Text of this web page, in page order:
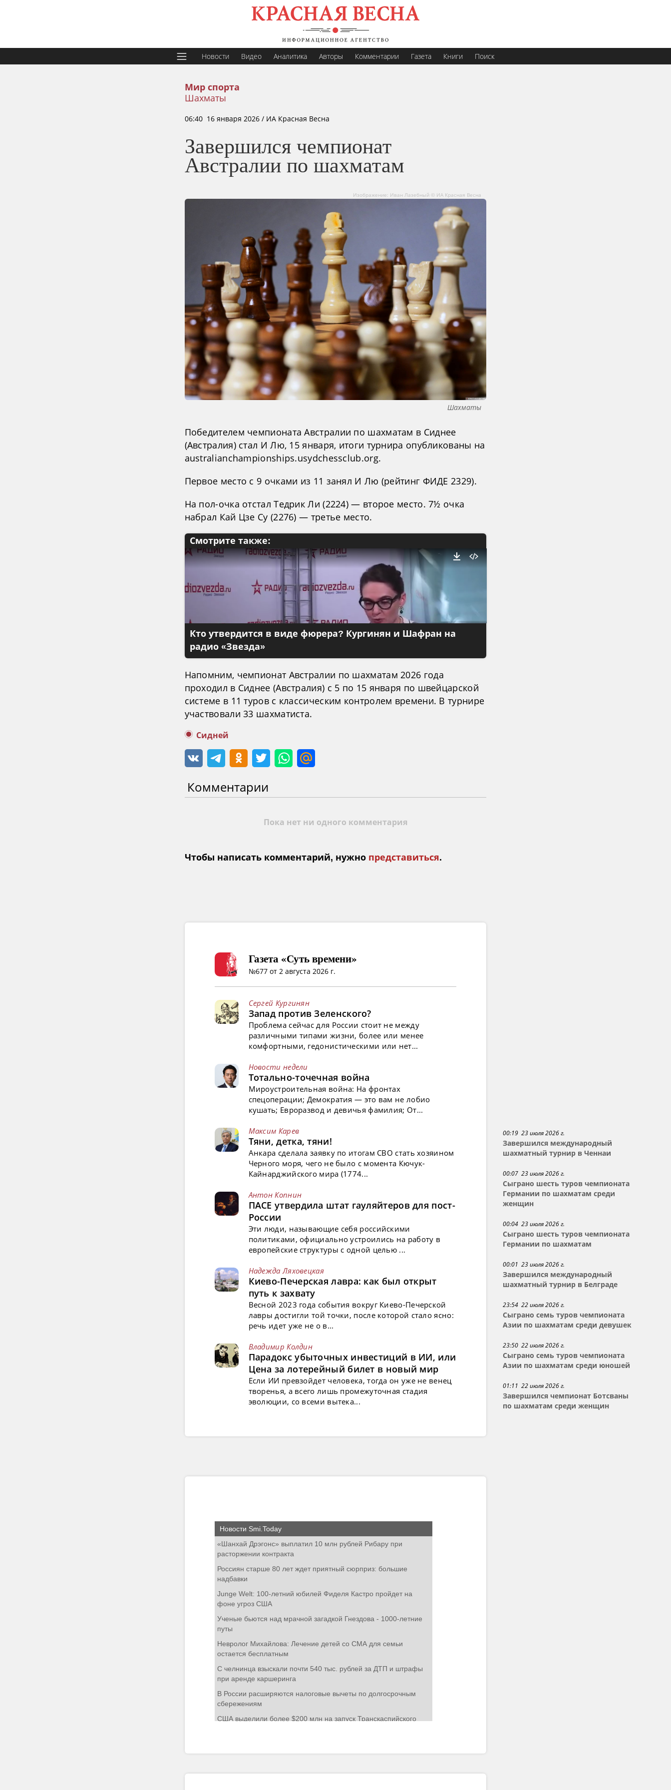
Новости Видео Аналитика Авторы Комментарии Газета Книги Поиск
Мир спорта
Шахматы
06:40 16 января 2026 / ИА Красная Весна
Завершился чемпионат
Австралии по шахматам
Изображение: Иван Лазебный © ИА Красная Весна
Шахматы
Победителем чемпионата Австралии по шахматам в Сиднее
(Австралия) стал И Лю, 15 января, итоги турнира опубликованы на
australianchampionships.usydchessclub.org.
Первое место с 9 очками из 11 занял И Лю (рейтинг ФИДЕ 2329).
На пол-очка отстал Тедрик Ли (2224) — второе место. 7½ очка
набрал Кай Цзе Су (2276) — третье место.
Смотрите также:
Кто утвердится в виде фюрера? Кургинян и Шафран на
радио «Звезда»
Напомним, чемпионат Австралии по шахматам 2026 года
проходил в Сиднее (Австралия) с 5 по 15 января по швейцарской
системе в 11 туров с классическим контролем времени. В турнире
участвовали 33 шахматиста.
Сидней
Комментарии
Пока нет ни одного комментария
Чтобы написать комментарий, нужно представиться.
00:19 23 июля 2026 г.
Завершился международный
шахматный турнир в Ченнаи
00:07 23 июля 2026 г.
Сыграно шесть туров чемпионата
Германии по шахматам среди
женщин
00:04 23 июля 2026 г.
Сыграно шесть туров чемпионата
Германии по шахматам
00:01 23 июля 2026 г.
Завершился международный
шахматный турнир в Белграде
23:54 22 июля 2026 г.
Сыграно семь туров чемпионата
Азии по шахматам среди девушек
23:50 22 июля 2026 г.
Сыграно семь туров чемпионата
Азии по шахматам среди юношей
01:11 22 июля 2026 г.
Завершился чемпионат Ботсваны
по шахматам среди женщин
Газета «Суть времени»
№677 от 2 августа 2026 г.
Сергей Кургинян
Запад против Зеленского?
Проблема сейчас для России стоит не между
различными типами жизни, более или менее
комфортными, гедонистическими или нет...
Новости недели
Тотально-точечная война
Мироустроительная война: На фронтах
спецоперации; Демократия — это вам не лобио
кушать; Евроразвод и девичья фамилия; От...
Максим Карев
Тяни, детка, тяни!
Анкара сделала заявку по итогам СВО стать хозяином
Черного моря, чего не было с момента Кючук-
Кайнарджийского мира (1774...
Антон Копнин
ПАСЕ утвердила штат гауляйтеров для пост-
России
Эти люди, называющие себя российскими
политиками, официально устроились на работу в
европейские структуры с одной целью ...
Надежда Ляховецкая
Киево-Печерская лавра: как был открыт
путь к захвату
Весной 2023 года события вокруг Киево-Печерской
лавры достигли той точки, после которой стало ясно:
речь идет уже не о в...
Владимир Колдин
Парадокс убыточных инвестиций в ИИ, или
Цена за лотерейный билет в новый мир
Если ИИ превзойдет человека, тогда он уже не венец
творенья, а всего лишь промежуточная стадия
эволюции, со всеми вытека...